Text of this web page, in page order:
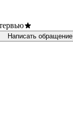
Написать обращение